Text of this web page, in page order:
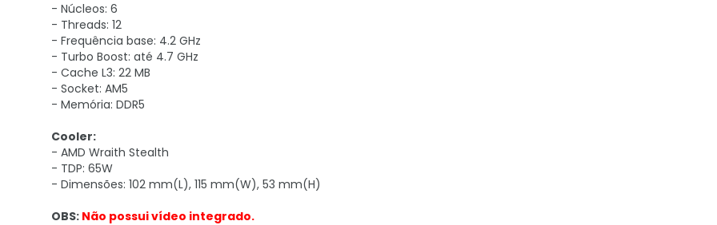
- Núcleos: 6
- Threads: 12
- Frequência base: 4.2 GHz
- Turbo Boost: até 4.7 GHz
- Cache L3: 22 MB
- Socket: AM5
- Memória: DDR5
Cooler:
- AMD Wraith Stealth
- TDP: 65W
- Dimensões: 102 mm(L), 115 mm(W), 53 mm(H)
OBS: Não possui vídeo integrado.